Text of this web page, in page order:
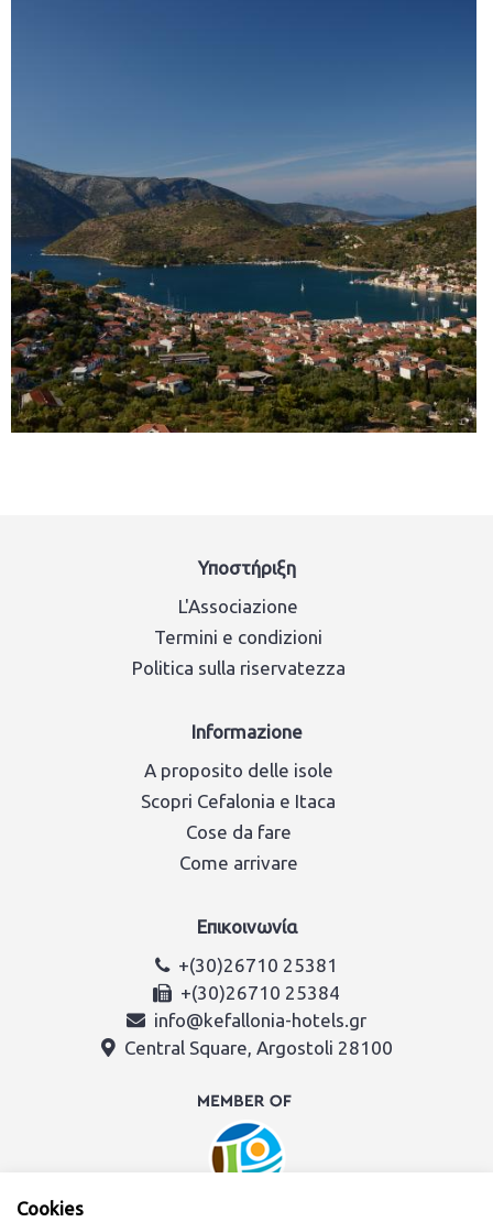
Υποστήριξη
L'Associazione
Termini e condizioni
Politica sulla riservatezza
Informazione
A proposito delle isole
Scopri Cefalonia e Itaca
Cose da fare
Come arrivare
Επικοινωνία
+(30)26710 25381
+(30)26710 25384
info@kefallonia-hotels.gr
Central Square, Argostoli 28100
Cookies